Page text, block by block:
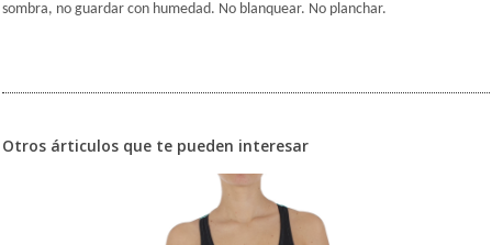
sombra, no guardar con humedad. No blanquear. No planchar.
Otros árticulos que te pueden interesar